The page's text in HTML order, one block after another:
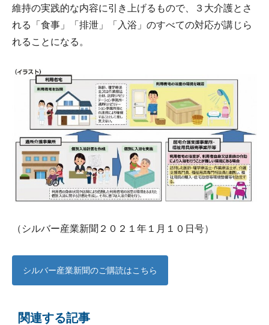
維持の実践的な内容に引き上げるもので、３大介護とさ
れる「食事」「排泄」「入浴」のすべての対応が講じら
れることになる。
（シルバー産業新聞２０２１年１月１０日号）
シルバー産業新聞のご購読はこちら
関連する記事